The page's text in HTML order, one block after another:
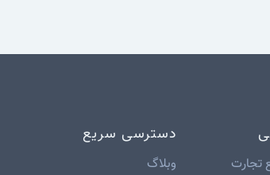
تجارت
دسترسی سریع
وبلاگ